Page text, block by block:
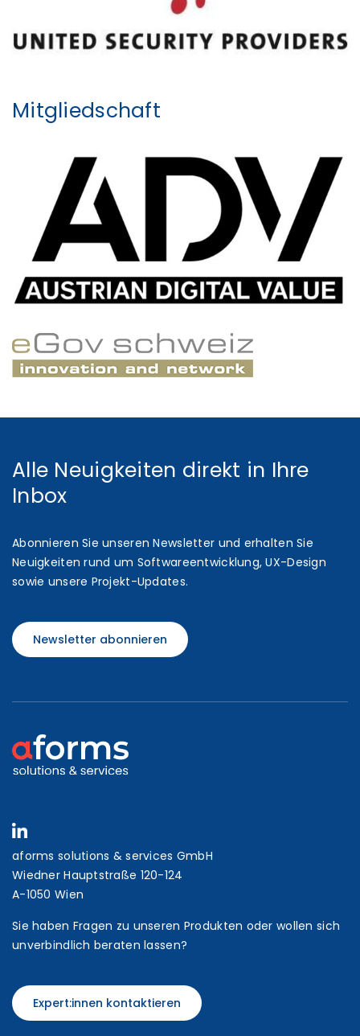
Mitgliedschaft
Alle Neuigkeiten direkt in Ihre
Inbox
Abonnieren Sie unseren Newsletter und erhalten Sie
Neuigkeiten rund um Softwareentwicklung, UX-Design
sowie unsere Projekt-Updates.
Newsletter abonnieren
aforms solutions & services GmbH
Wiedner Hauptstraße 120-124
A-1050 Wien
Sie haben Fragen zu unseren Produkten oder wollen sich
unverbindlich beraten lassen?
Expert:innen kontaktieren